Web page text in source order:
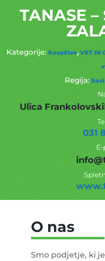
TANASE –
Kovaštvo VRT IN
Ulica
031
O nas
Smo podjetje, ki